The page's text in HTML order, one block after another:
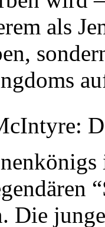
als
Die